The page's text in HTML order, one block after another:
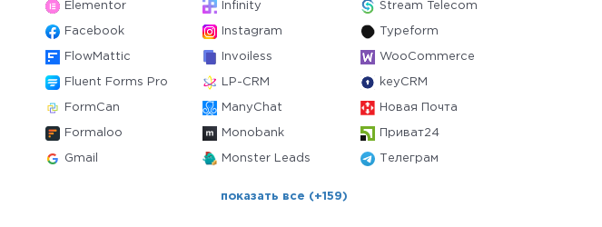
Elementor Infinity Stream Telecom
Facebook Instagram Typeform
FlowMattic Invoiless WooCommerce
Fluent Forms Pro LP-CRM keyCRM
FormCan ManyChat Новая Почта
Formaloo Monobank Приват24
Gmail Monster Leads Телеграм
показать все (+159)